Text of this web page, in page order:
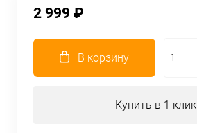
2 999 ₽
В корзину
Купить в 1 клик